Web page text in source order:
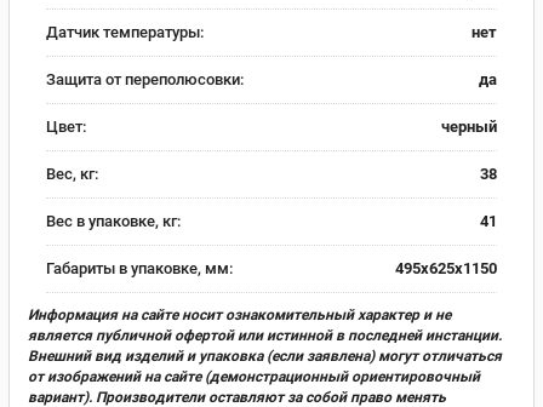
Датчик температуры: нет
Защита от переполюсовки: да
Цвет: черный
Вес, кг: 38
Вес в упаковке, кг: 41
Габариты в упаковке, мм: 495х625х1150
Информация на сайте носит ознакомительный характер и не
является публичной офертой или истинной в последней инстанции.
Внешний вид изделий и упаковка (если заявлена) могут отличаться
от изображений на сайте (демонстрационный ориентировочный
вариант). Производители оставляют за собой право менять